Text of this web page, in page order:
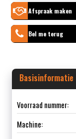
Afspraak maken
Bel me terug
Basisinformatie
Voorraad nummer:
Machine: